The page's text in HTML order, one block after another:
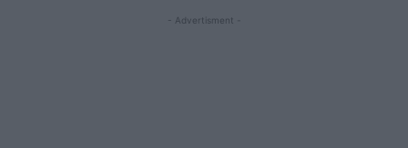
- Advertisment -